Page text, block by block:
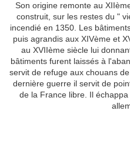
Son origine remonte au
construit, sur les restes du "
incendié en 1350. Les
puis agrandis aux XIVème et
au XVIIème siècle lui
bâtiments furent laissés à
servit de refuge aux chouans
dernière guerre il servit de
de la France libre. Il